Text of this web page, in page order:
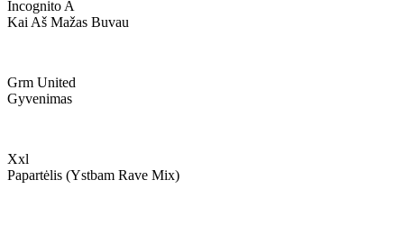
Incognito A
Kai Aš Mažas Buvau
Grm United
Gyvenimas
Xxl
Papartėlis (ystbam Rave Mix)